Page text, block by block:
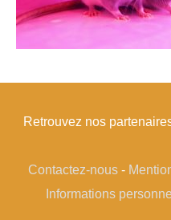
Retrouvez nos
Contactez-nous-
Informations